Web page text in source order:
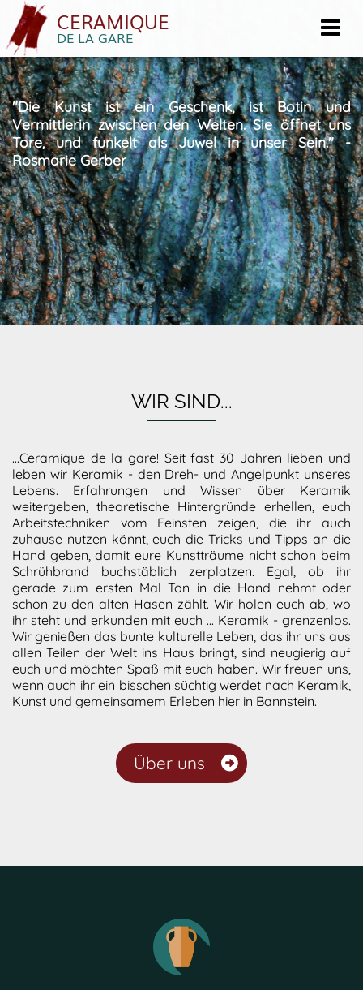
CERAMIQUE
DE LA GARE
"Die Kunst ist ein Geschenk, ist Botin und
Vermittlerin zwischen den Welten. Sie öffnet uns
Tore, und funkelt als Juwel in unser Sein." -
Rosmarie Gerber
WIR SIND...
...Ceramique de la gare! Seit fast 30 Jahren lieben und
leben wir Keramik - den Dreh- und Angelpunkt unseres
Lebens. Erfahrungen und Wissen über Keramik
weitergeben, theoretische Hintergründe erhellen, euch
Arbeitstechniken vom Feinsten zeigen, die ihr auch
zuhause nutzen könnt, euch die Tricks und Tipps an die
Hand geben, damit eure Kunstträume nicht schon beim
Schrühbrand buchstäblich zerplatzen. Egal, ob ihr
gerade zum ersten Mal Ton in die Hand nehmt oder
schon zu den alten Hasen zählt. Wir holen euch ab, wo
ihr steht und erkunden mit euch ... Keramik - grenzenlos.
Wir genießen das bunte kulturelle Leben, das ihr uns aus
allen Teilen der Welt ins Haus bringt, sind neugierig auf
euch und möchten Spaß mit euch haben. Wir freuen uns,
wenn auch ihr ein bisschen süchtig werdet nach Keramik,
Kunst und gemeinsamem Erleben hier in Bannstein.
Über uns